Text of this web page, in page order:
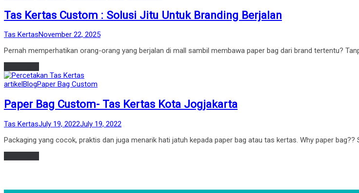
Tas Kertas Custom : Solusi Jitu Untuk Branding Berjalan
by
Tas KertasPosted
November 22, 2025
Pernah memperhatikan orang-orang yang berjalan di mall sambil membawa paper bag dari brand tertentu?
Posted
artikelBlogPaper Bag Custom
Paper Bag Custom- Tas Kertas Kota Jogjakarta
by
Tas KertasPosted
July 19, 2022July 19, 2022
Packaging yang cocok, praktis dan juga menarik hati jatuh kepada paper bag atau tas kertas. Why paper bag??